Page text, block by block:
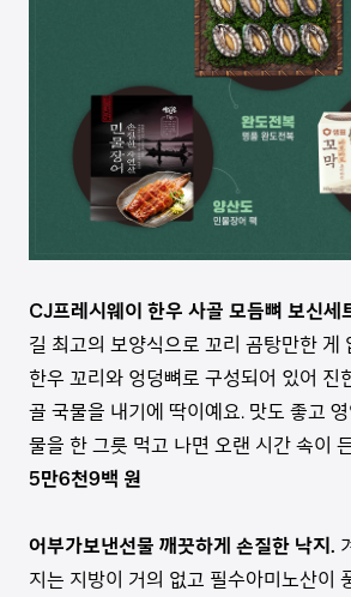
CJ프레시웨이 한우 사골 모듬뼈 보신세
길 최고의 보양식으로 꼬리 곰탕만한 게
한우 꼬리와 엉덩뼈로 구성되어 있어 진
골 국물을 내기에 딱이예요. 맛도 좋고
물을 한 그릇 먹고 나면 오랜 시간 속이
5만6천9백 원
어부가보낸선물 깨끗하게 손질한 낙지.
지는 지방이 거의 없고 필수아미노산이